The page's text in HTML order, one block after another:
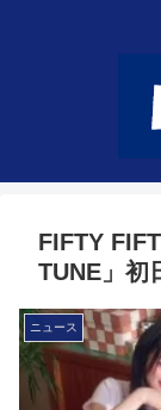
FIFTY
TUNE」初
ニュース